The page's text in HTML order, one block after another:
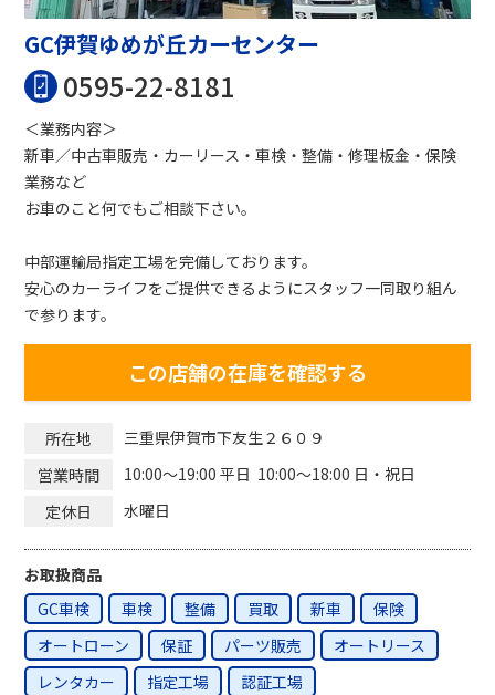
GC伊賀ゆめが丘カーセンター
0595-22-8181
＜業務内容＞
新車／中古車販売・カーリース・車検・整備・修理板金・保険
業務など
お車のこと何でもご相談下さい。
中部運輸局指定工場を完備しております。
安心のカーライフをご提供できるようにスタッフ一同取り組ん
で参ります。
この店舗の在庫を確認する
所在地
三重県伊賀市下友生２６０９
営業時間
10:00～19:00 平日 10:00～18:00 日・祝日
定休日
水曜日
お取扱商品
GC車検
車検 整備 買取 新車
保険
オートローン
保証 パーツ販売
オートリース
レンタカー
指定工場 認証工場